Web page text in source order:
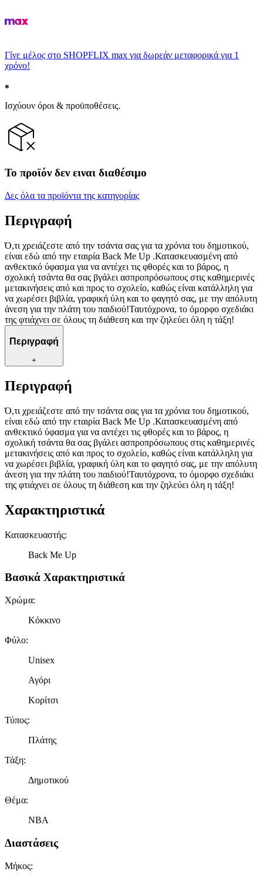
Γίνε μέλος στο SHOPFLIX max για δωρεάν μεταφορικά για 1
χρόνο!
Ισχύουν όροι & προϋποθέσεις.
Το προϊόν δεν ειναι διαθέσιμο
Δες όλα τα προϊόντα της κατηγορίας
Περιγραφή
Ό,τι χρειάζεστε από την τσάντα σας για τα χρόνια του δημοτικού,
είναι εδώ από την εταιρία Back Me Up .Κατασκευασμένη από
ανθεκτικό ύφασμα για να αντέχει τις φθορές και το βάρος, η
σχολική τσάντα θα σας βγάλει ασπροπρόσωπους στις καθημερινές
μετακινήσεις από και προς το σχολείο, καθώς είναι κατάλληλη για
να χωρέσει βιβλία, γραφική ύλη και το φαγητό σας, με την απόλυτη
άνεση για την πλάτη του παιδιού!Ταυτόχρονα, το όμορφο σχεδιάκι
της φτιάχνει σε όλους τη διάθεση και την ζηλεύει όλη η τάξη!
Περιγραφή
+
Περιγραφή
Ό,τι χρειάζεστε από την τσάντα σας για τα χρόνια του δημοτικού,
είναι εδώ από την εταιρία Back Me Up .Κατασκευασμένη από
ανθεκτικό ύφασμα για να αντέχει τις φθορές και το βάρος, η
σχολική τσάντα θα σας βγάλει ασπροπρόσωπους στις καθημερινές
μετακινήσεις από και προς το σχολείο, καθώς είναι κατάλληλη για
να χωρέσει βιβλία, γραφική ύλη και το φαγητό σας, με την απόλυτη
άνεση για την πλάτη του παιδιού!Ταυτόχρονα, το όμορφο σχεδιάκι
της φτιάχνει σε όλους τη διάθεση και την ζηλεύει όλη η τάξη!
Χαρακτηριστικά
Κατασκευαστής:
Back Me Up
Βασικά Χαρακτηριστικά
Χρώμα:
Κόκκινο
Φύλο:
Unisex
Αγόρι
Κορίτσι
Τύπος:
Πλάτης
Τάξη:
Δημοτικού
Θέμα:
NBA
Διαστάσεις
Μήκος: